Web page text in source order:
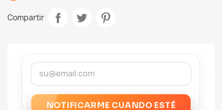
Compartir
NOTIFICARME CUANDO ESTÉ